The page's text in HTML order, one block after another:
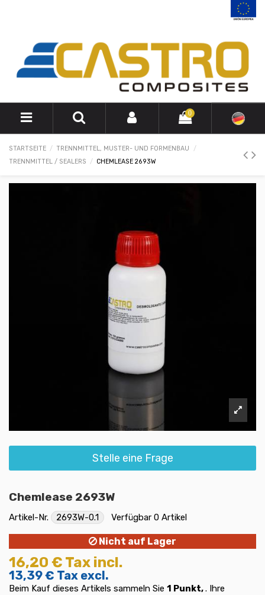
0
STARTSEITE
TRENNMITTEL, MUSTER- UND FORMENBAU
TRENNMITTEL / SEALERS
CHEMLEASE 2693W
Stelle eine Frage
Chemlease 2693W
Artikel-Nr. 2693W-0.1 Verfügbar 0 Artikel
Nicht auf Lager
16,20 € Tax incl.
13,39 € Tax excl.
Beim Kauf dieses Artikels sammeln Sie 1 Punkt,. Ihre